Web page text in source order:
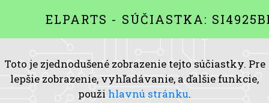
ELPARTS - SÚČIASTKA:
Toto je zjednodušené zobrazenie tejto súčiastky. Pre
lepšie zobrazenie, vyhľadávanie, a ďalšie funkcie,
použi hlavnú stránku.